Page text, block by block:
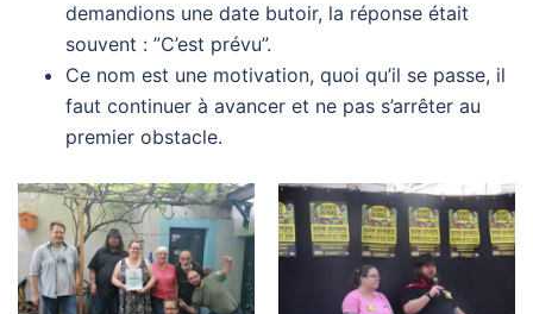
demandions une date butoir, la réponse était
souvent : ”C’est prévu”.
Ce nom est une motivation, quoi qu’il se passe, il
faut continuer à avancer et ne pas s’arrêter au
premier obstacle.